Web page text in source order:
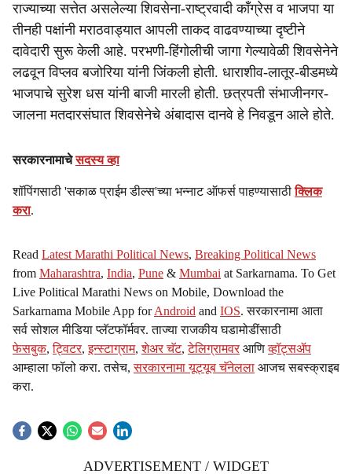
राज्याच्या सत्तेत असलेल्या शिवसेना-राष्ट्रवादी काँग्रेस व भाजपा या
तीनही पक्षांनी मराठवाड्यात आपली ताकद वाढवण्याच्या दृष्टीने
दावेदारी सुरू केली आहे. परभणी-हिंगोलीची जागा गेल्यावेळी शिवसेनेने
लढवून विप्लव बजोरिया यांनी जिंकली होती. धाराशीव-लातूर-बीडमध्ये
भाजपाचे सुरेश धस यांनी बाजी मारली होती. छत्रपती संभाजीनगर-
जालना मतदारसंघात शिवसेनेचे अंबादास दानवे हे निवडून आले होते.
सरकारनामाचेसदस्य व्हा
शॉपिंगसाठी 'सकाळ प्राईम डील्स'च्या भन्नाट ऑफर्स पाहण्यासाठीक्लिक
करा.
Read Latest Marathi Political News, Breaking Political News
from Maharashtra, India, Pune & Mumbai at Sarkarnama. To Get
Live Political Marathi News on Mobile, Download the
Sarkarnama Mobile App forAndroid and IOS. सरकारनामा आता
सर्व सोशल मीडिया प्लॅटफॉर्मवर. ताज्या राजकीय घडामोडींसाठी
फेसबुक,ट्विटर,इन्स्टाग्राम,शेअर चॅट,टेलिग्रामवर आणिव्हॉट्सॲप
आम्हाला फॉलो करा. तसेच,सरकारनामा यूट्यूब चॅनेलला आजच सबस्क्राइब
करा.
ADVERTISEMENT / WIDGET